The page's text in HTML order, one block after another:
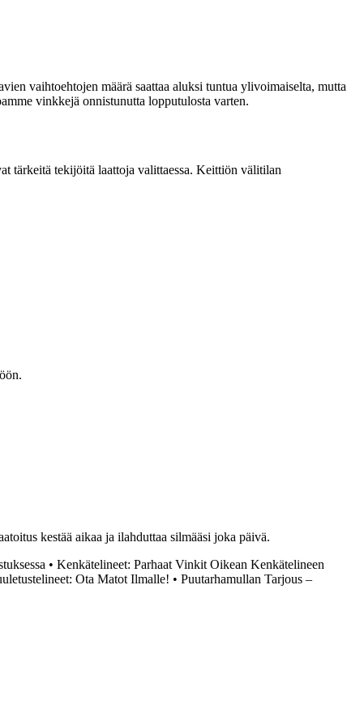
vaihtoehtojen määrä saattaa aluksi tuntua ylivoimaiselta, mutta
vinkkejä onnistunutta lopputulosta varten.
tärkeitä tekijöitä laattoja valittaessa. Keittiön välitilan
kestää aikaa ja ilahduttaa silmääsi joka päivä.
• Kenkätelineet: Parhaat Vinkit Oikean Kenkätelineen
Ota Matot Ilmalle! • Puutarhamullan Tarjous –